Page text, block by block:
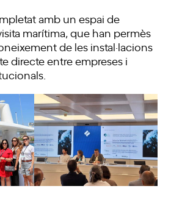
amb un espai de
marítima, que han permès
de les instal·lacions
directe entre empreses i